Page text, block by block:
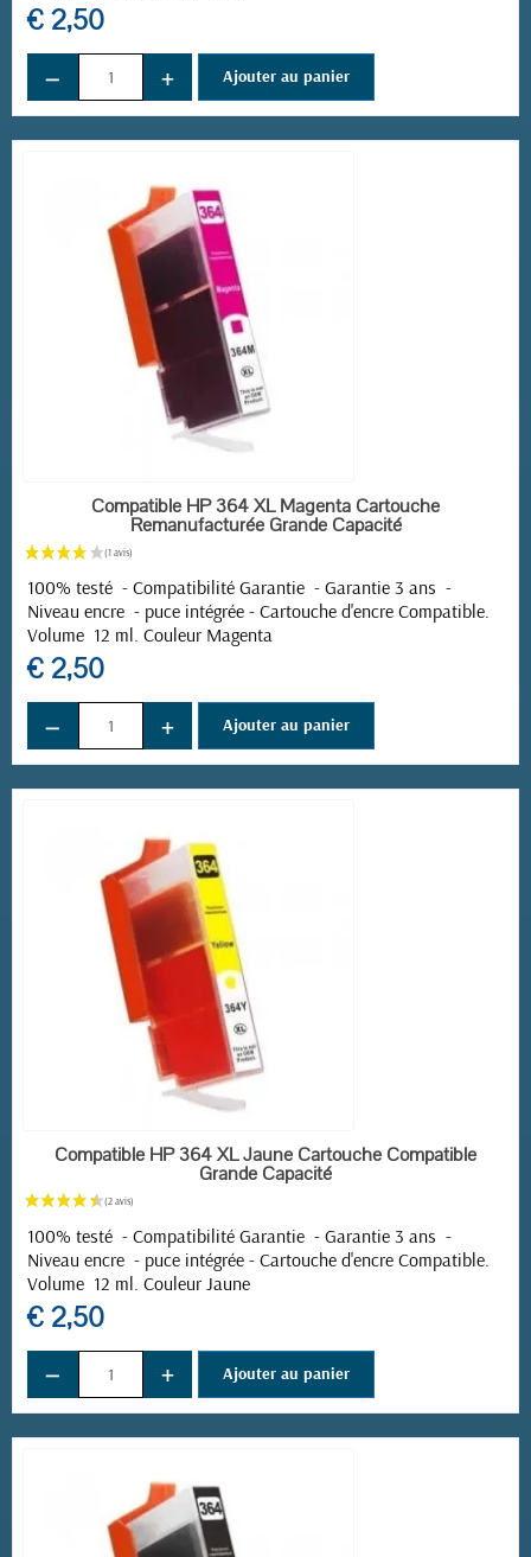
(1 avis)
€ 2,50
− + Ajouter au panier
EN STOCK
Compatible HP 364 XL Magenta Cartouche
Remanufacturée Grande Capacité
100% testé - Compatibilité Garantie - Garantie 3 ans -
Niveau encre - puce intégrée - Cartouche d'encre Compatible.
Volume 12 ml. Couleur Magenta
€ 2,50
− + Ajouter au panier
EN STOCK
Compatible HP 364 XL Jaune Cartouche Compatible
Grande Capacité
100% testé - Compatibilité Garantie - Garantie 3 ans -
Niveau encre - puce intégrée - Cartouche d'encre Compatible.
Volume 12 ml. Couleur Jaune
€ 2,50
− + Ajouter au panier